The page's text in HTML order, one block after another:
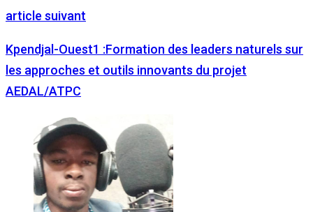
article suivant
Kpendjal-Ouest1 :Formation des leaders naturels sur
les approches et outils innovants du projet
AEDAL/ATPC